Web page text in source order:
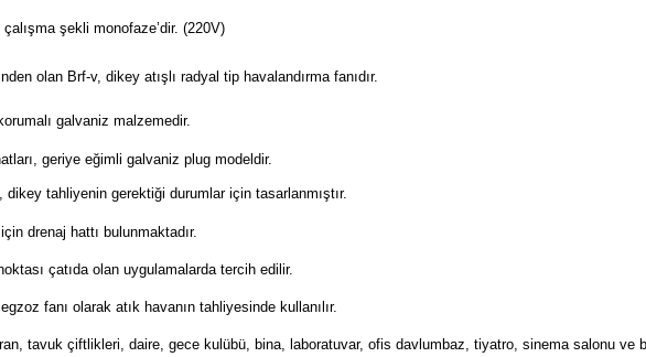
şekli monofaze’dir. (220V)
olan Brf-v, dikey atışlı radyal tip havalandırma fanıdır.
galvaniz malzemedir.
geriye eğimli galvaniz plug modeldir.
tahliyenin gerektiği durumlar için tasarlanmıştır.
drenaj hattı bulunmaktadır.
çatıda olan uygulamalarda tercih edilir.
fanı olarak atık havanın tahliyesinde kullanılır.
tavuk çiftlikleri, daire, gece kulübü, bina, laboratuvar, ofis davlumbaz, tiyatro, sinema salonu ve